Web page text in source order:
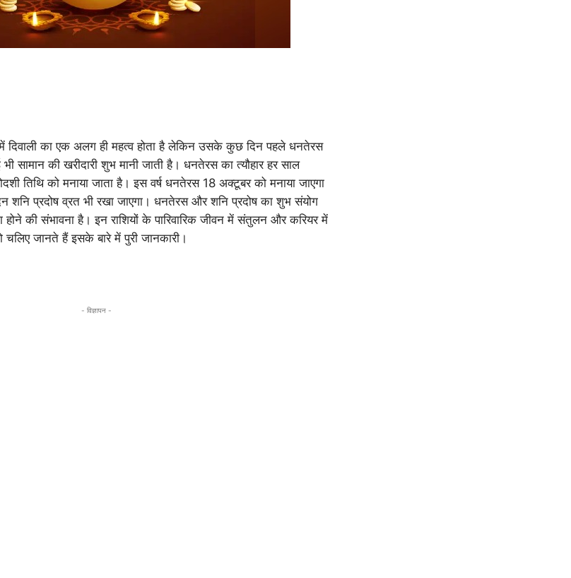
में दिवाली का एक अलग ही महत्व होता है लेकिन उसके कुछ दिन पहले धनतेरस
सामान की खरीदारी शुभ मानी जाती है। धनतेरस का त्यौहार हर साल
तिथि को मनाया जाता है। इस वर्ष धनतेरस 18 अक्टूबर को मनाया जाएगा
शनि प्रदोष व्रत भी रखा जाएगा। धनतेरस और शनि प्रदोष का शुभ संयोग
होने की संभावना है। इन राशियों के पारिवारिक जीवन में संतुलन और करियर में
जानते हैं इसके बारे में पुरी जानकारी।
- विज्ञापन -